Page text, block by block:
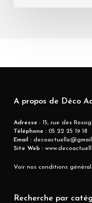
A propos de Déco
Adresse : 15, rue des
Téléphone :05 22 25 19 18
Email :
Site Web :
Voir nos conditions
Recherche par